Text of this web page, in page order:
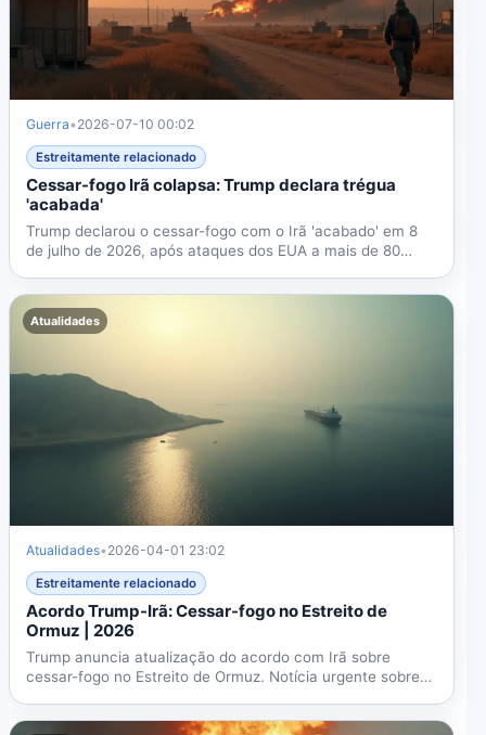
Guerra• 2026-07-10 00:02
Estreitamente relacionado
Cessar-fogo Irã colapsa: Trump declara trégua
'acabada'
Trump declarou o cessar-fogo com o Irã 'acabado' em 8
de julho de 2026, após ataques dos EUA a mais de 80
Atualidades
Atualidades• 2026-04-01 23:02
Estreitamente relacionado
Acordo Trump-Irã: Cessar-fogo no Estreito de
Ormuz | 2026
Trump anuncia atualização do acordo com Irã sobre
cessar-fogo no Estreito de Ormuz. Notícia urgente sobre